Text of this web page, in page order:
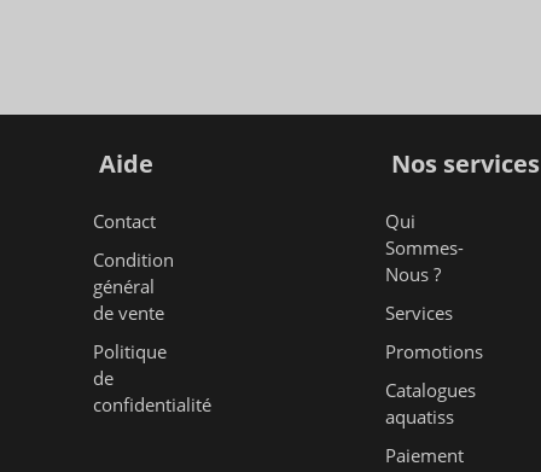
Aide
Contact
Condition
général
de vente
Politique
de
confidentialité
Nos services
Qui
Sommes-
Nous ?
Services
Promotions
Catalogues
aquatiss
Paiement